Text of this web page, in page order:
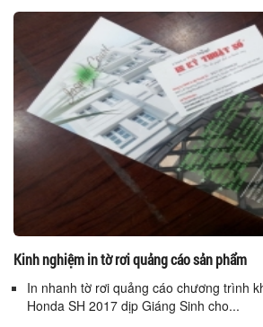
Kinh nghiệm in tờ rơi quảng cáo sản phẩm
In nhanh tờ rơi quảng cáo chương trình
Honda SH 2017 dịp Giáng Sinh cho...